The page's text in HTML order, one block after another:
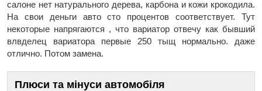
салоне нет натурального дерева, карбона и кожи крокодила.
На свои деньги авто сто процентов соответствует. Тут
некоторые напрягаются , что вариатор отвечу как бывший
влвделец вариатора первые 250 тыщ нормально. даже
отлично. Потом замена.
Плюси та мінуси автомобіля